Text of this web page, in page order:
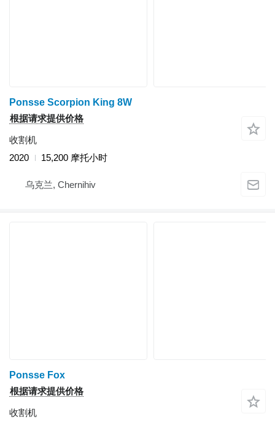
Ponsse Scorpion King 8W
根据请求提供价格
收割机
2020
15,200 摩托小时
乌克兰, Chernihiv
Ponsse Fox
根据请求提供价格
收割机